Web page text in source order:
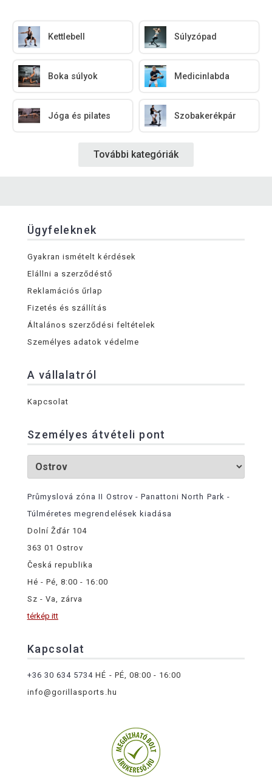
Kettlebell Súlyzópad
Boka súlyok Medicinlabda
Jóga és pilates Szobakerékpár
További kategóriák
Ügyfeleknek
Gyakran ismételt kérdések
Elállni a szerződéstő
Reklamációs űrlap
Fizetés és szállítás
Általános szerződési feltételek
Személyes adatok védelme
A vállalatról
Kapcsolat
Személyes átvételi pont
Průmyslová zóna II Ostrov - Panattoni North Park -
Túlméretes megrendelések kiadása
Dolní Žďár 104
363 01 Ostrov
Česká republika
Hé - Pé, 8:00 - 16:00
Sz - Va, zárva
térkép itt
Kapcsolat
+36 30 634 5734 HÉ - PÉ, 08:00 - 16:00
info@gorillasports.hu